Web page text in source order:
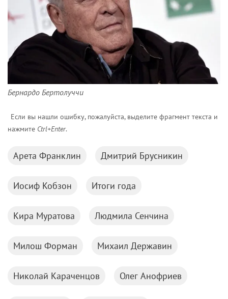
Бернардо Бертолуччи
Если вы нашли ошибку, пожалуйста, выделите фрагмент текста и
нажмите Ctrl+Enter.
Арета Франклин Дмитрий Брусникин
Иосиф Кобзон Итоги года
Кира Муратова Людмила Сенчина
Милош Форман Михаил Державин
Николай Караченцов Олег Анофриев